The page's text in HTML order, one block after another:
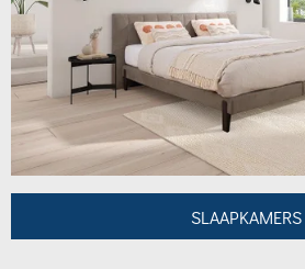
SLAAPKAMERS